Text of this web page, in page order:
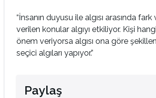
“İnsanın duyusu ile algısı arasında fark
verilen konular algıyı etkiliyor. Kişi
önem veriyorsa algısı ona göre
seçici algıları yapıyor.”
Paylaş